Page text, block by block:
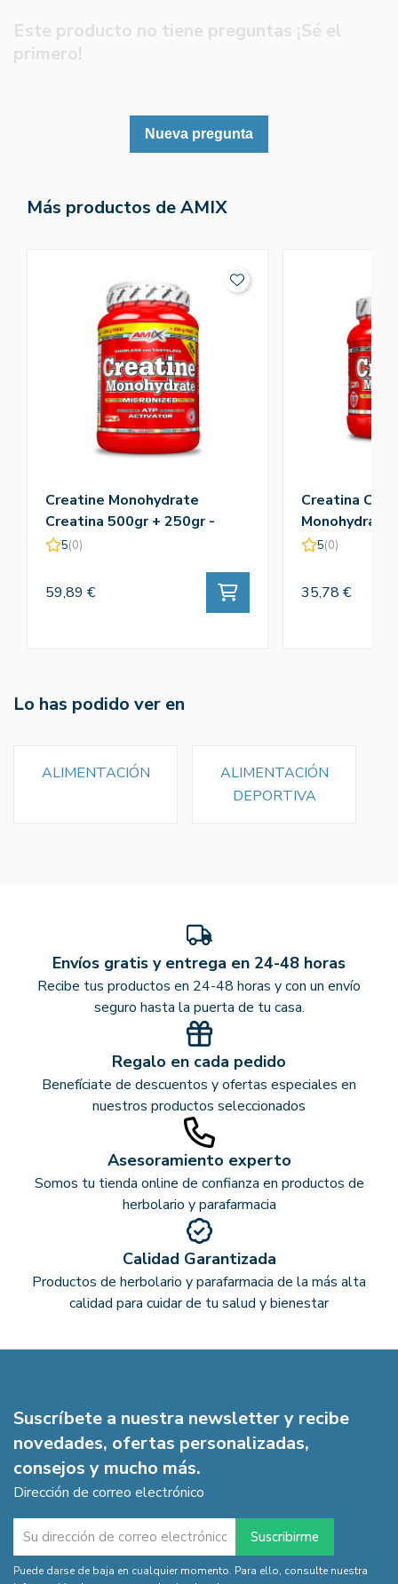
Este producto no tiene preguntas ¡Sé el
primero!
Nueva pregunta
Más productos de AMIX
Creatine Monohydrate
Creatina 500gr + 250gr -
Amix
5(0)
59,89 €
Creatina
Monohydrate
5(0)
35,78 €
Lo has podido ver en
ALIMENTACIÓN
ALIMENTACIÓN
DEPORTIVA
Envíos gratis y entrega en 24-48 horas
Recibe tus productos en 24-48 horas y con un envío
seguro hasta la puerta de tu casa.
Regalo en cada pedido
Benefíciate de descuentos y ofertas especiales en
nuestros productos seleccionados
Asesoramiento experto
Somos tu tienda online de confianza en productos de
herbolario y parafarmacia
Calidad Garantizada
Productos de herbolario y parafarmacia de la más alta
calidad para cuidar de tu salud y bienestar
Suscríbete a nuestra newsletter y recibe
novedades, ofertas personalizadas,
consejos y mucho más.
Dirección de correo electrónico
Puede darse de baja en cualquier momento. Para ello, consulte nuestra